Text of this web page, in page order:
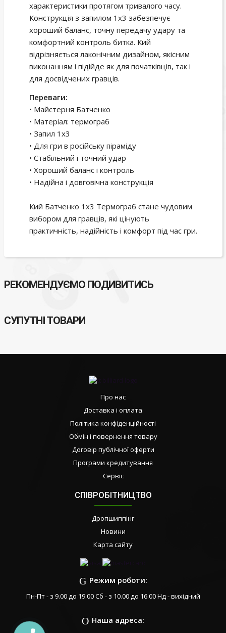
характеристики протягом тривалого часу.
Конструкція з запилом 1х3 забезпечує
хороший баланс, точну передачу удару та
комфортний контроль битка. Кий
відрізняється лаконічним дизайном, якісним
виконанням і підійде як для початківців, так і
для досвідчених гравців.
Переваги:
• Майстерня Батченко
• Матеріал: термограб
• Запил 1х3
• Для гри в російську піраміду
• Стабільний і точний удар
• Хороший баланс і контроль
• Надійна і довговічна конструкція
Кий Батченко 1х3 Термограб стане чудовим
вибором для гравців, які цінують
практичність, надійність і комфорт під час гри.
РЕКОМЕНДУЄМО ПОДИВИТИСЬ
СУПУТНІ ТОВАРИ
Про нас
Доставка і оплата
Політика конфіденційності
Обмін і повернення товару
Договір публічної оферти
Програми кредитування
Сервіс
СПІВРОБІТНИЦТВО
Дропшиппінг
Новини
Карта сайту
Режим роботи:
Пн-Пт - з 9.00 до 19.00 Сб - з 10.00 до 16.00 Нд - вихідний
Наша адреса: